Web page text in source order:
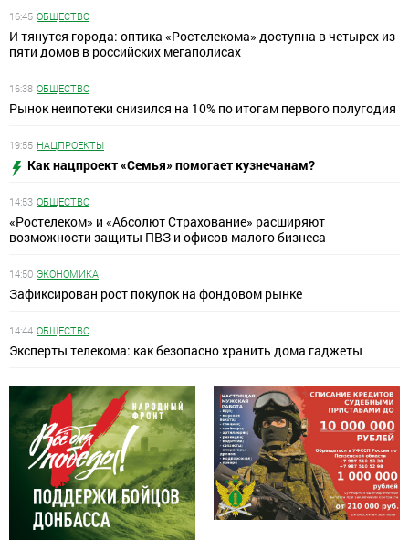
16:45 ОБЩЕСТВО
И тянутся города: оптика «Ростелекома» доступна в четырех из
пяти домов в российских мегаполисах
16:38 ОБЩЕСТВО
Рынок неипотеки снизился на 10% по итогам первого полугодия
19:55 НАЦПРОЕКТЫ
Как нацпроект «Семья» помогает кузнечанам?
14:53 ОБЩЕСТВО
«Ростелеком» и «Абсолют Страхование» расширяют
возможности защиты ПВЗ и офисов малого бизнеса
14:50 ЭКОНОМИКА
Зафиксирован рост покупок на фондовом рынке
14:44 ОБЩЕСТВО
Эксперты телекома: как безопасно хранить дома гаджеты